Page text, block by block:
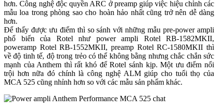
hơn. Công nghệ độc quyền ARC ở preamp giúp việc hiệu chỉnh các
mẫu loa trong phòng sao cho hoàn hảo nhất cũng trở nên dễ dàng
hơn.
Để thấy được ưu điểm thì so sánh với những mẫu pre-power ampli
phổ biến của Rotel như power ampli Rotel RB-1582MKII,
poweramp Rotel RB-1552MKII, preamp Rotel RC-1580MKII thì
về độ tinh tế, độ trong trẻo có thể không bằng nhưng chắc chắn sức
mạnh của Anthem thì rất khó để Rotel sánh kịp. Một ưu điểm nổi
trội hơn nữa đó chính là công nghệ ALM giúp cho tuổi thọ của
MCA 525 cũng nhỉnh hơn so với các mẫu sản phẩm khác.